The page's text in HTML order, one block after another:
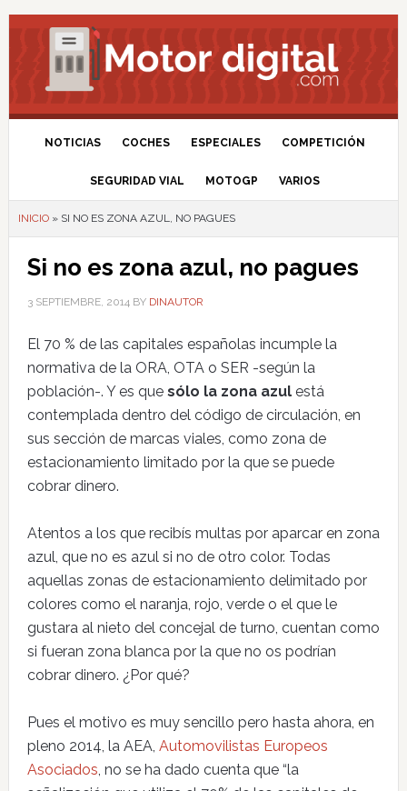
NOTICIAS COCHES ESPECIALES COMPETICIÓN
SEGURIDAD VIAL MOTOGP VARIOS
INICIO» SI NO ES ZONA AZUL, NO PAGUES
Si no es zona azul, no pagues
3 SEPTIEMBRE, 2014BY DINAUTOR
El 70 % de las capitales españolas incumple la
normativa de la ORA, OTA o SER -según la
población-. Y es que sólo la zona azulestá
contemplada dentro del código de circulación, en
sus sección de marcas viales, como zona de
estacionamiento limitado por la que se puede
cobrar dinero.
Atentos a los que recibís multas por aparcar en zona
azul, que no es azul si no de otro color. Todas
aquellas zonas de estacionamiento delimitado por
colores como el naranja, rojo, verde o el que le
gustara al nieto del concejal de turno, cuentan como
si fueran zona blanca por la que no os podrían
cobrar dinero. ¿Por qué?
Pues el motivo es muy sencillo pero hasta ahora, en
pleno 2014, la AEA, Automovilistas Europeos
Asociados, no se ha dado cuenta que “la